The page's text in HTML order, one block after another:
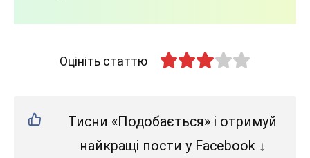
Оцініть статтю
Тисни «Подобається» і отримуй
найкращі пости у Facebook ↓